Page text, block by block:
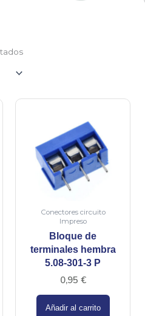
Conectores circuito
Impreso
Bloque de
terminales hembra
5.08-301-3 P
0,95 €
Añadir al carrito